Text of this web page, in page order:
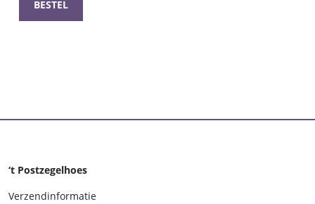
BESTEL
‘t Postzegelhoes
Verzendinformatie